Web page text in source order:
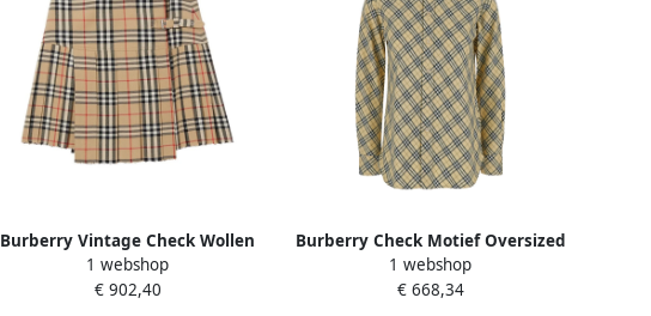
Burberry Vintage Check Wollen
Rok Beige Dames
1 webshop
€ 902,40
Burberry Check Motief Oversized
Beige Shirt Beige Dames
1 webshop
€ 668,34